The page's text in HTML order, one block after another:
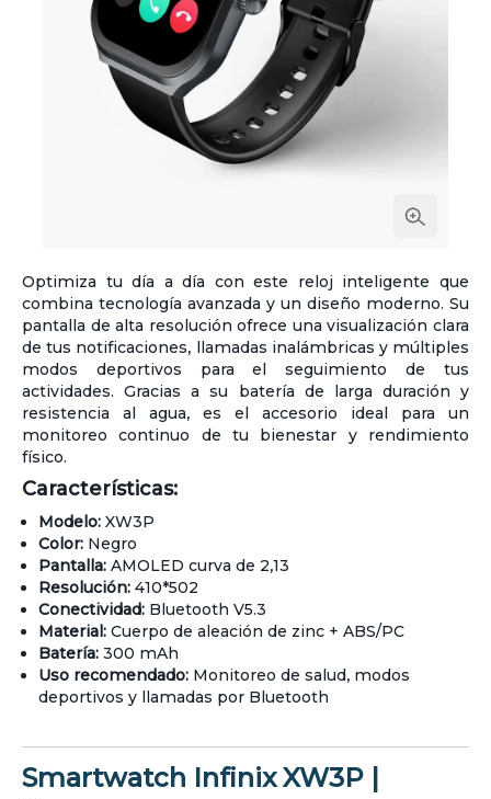
Optimiza tu día a día con este reloj inteligente que
combina tecnología avanzada y un diseño moderno. Su
pantalla de alta resolución ofrece una visualización clara
de tus notificaciones, llamadas inalámbricas y múltiples
modos deportivos para el seguimiento de tus
actividades. Gracias a su batería de larga duración y
resistencia al agua, es el accesorio ideal para un
monitoreo continuo de tu bienestar y rendimiento
físico.
Características:
Modelo: XW3P
Color: Negro
Pantalla: AMOLED curva de 2,13
Resolución: 410*502
Conectividad: Bluetooth V5.3
Material: Cuerpo de aleación de zinc + ABS/PC
Batería: 300 mAh
Uso recomendado: Monitoreo de salud, modos
deportivos y llamadas por Bluetooth
Smartwatch Infinix XW3P |